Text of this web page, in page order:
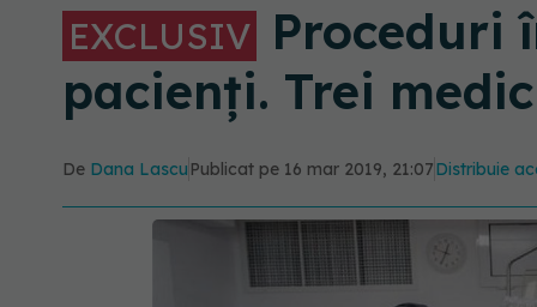
EXCLUSIV Proceduri
pacienți. Trei
De Dana Lascu Publicat pe 16 mar 2019, 21:07Distribuie